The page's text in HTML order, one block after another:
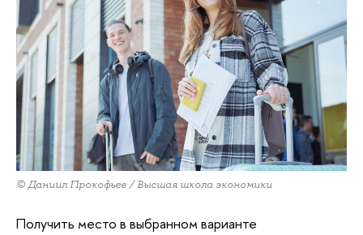
© Даниил Прокофьев / Высшая школа экономики
Получить место в выбранном варианте